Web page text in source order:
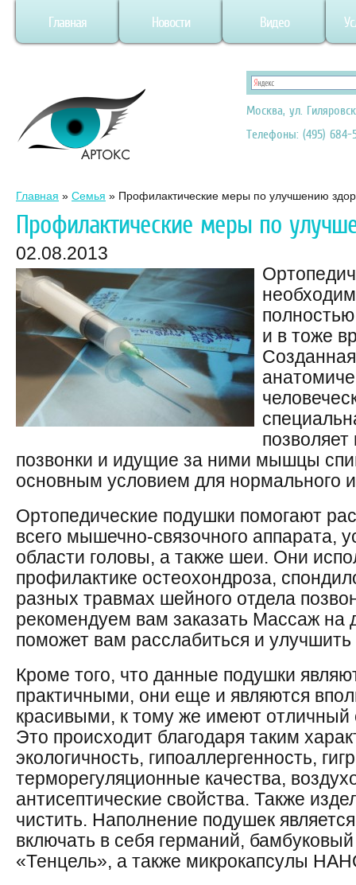
Главная Новости Видео
Москва, ул.
Телефоны: (495) 684-
Главная » Семья » Профилактические меры по улучшению
Профилактические меры по
02.08.2013
и в тоже
позвонки и идущие за ними мышцы
основным условием для нормального
Ортопедические подушки помогают
всего мышечно-связочного аппарата,
области головы, а также шеи. Они
профилактике остеохондроза,
разных травмах шейного отдела
рекомендуем вам заказать Массаж на
поможет вам расслабиться и улучшить
Кроме того, что данные подушки
практичными, они еще и являются
красивыми, к тому же имеют отличный
Это происходит благодаря таким
экологичность, гипоаллергенность,
терморегуляционные качества,
антисептические свойства. Также
чистить. Наполнение подушек
включать в себя германий, бамбуковый
«Тенцель», а также микрокапсулы